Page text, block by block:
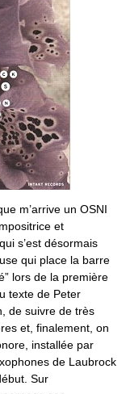
m’arrive un OSNI
et
qui s’est désormais
qui place la barre
lors de la première
texte de Peter
de suivre de très
et, finalement, on
installée par
de Laubrock
Sur